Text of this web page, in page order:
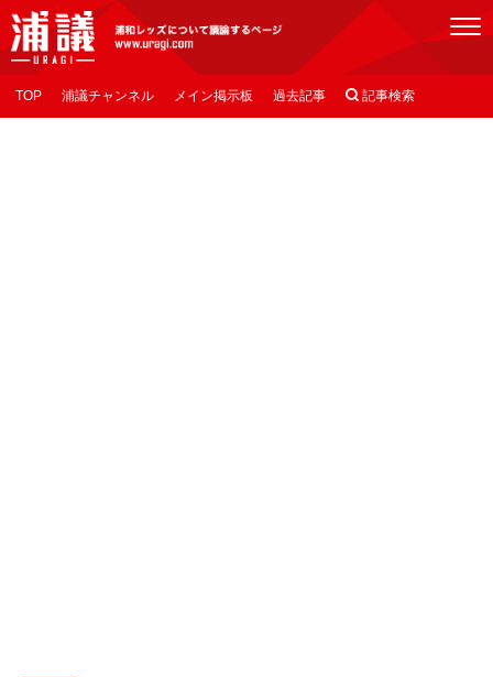
[浦議]浦和レッズについて議論するページ
TOP 浦議チャンネル メイン掲示板 過去記事  記事検索